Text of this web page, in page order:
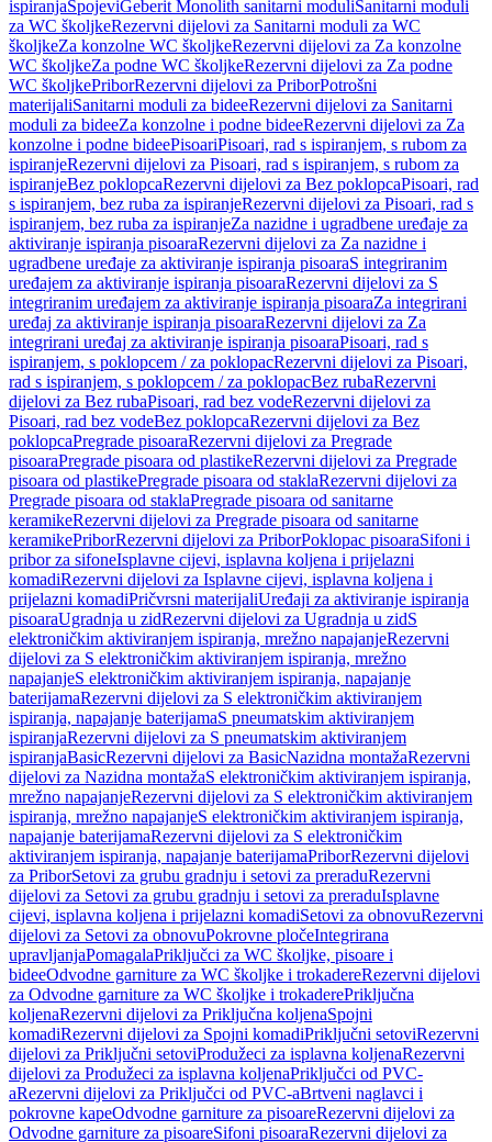
ispiranjaSpojeviGeberit Monolith sanitarni moduliSanitarni moduli
za WC školjkeRezervni dijelovi za Sanitarni moduli za WC
školjkeZa konzolne WC školjkeRezervni dijelovi za Za konzolne
WC školjkeZa podne WC školjkeRezervni dijelovi za Za podne
WC školjkePriborRezervni dijelovi za PriborPotrošni
materijaliSanitarni moduli za bideeRezervni dijelovi za Sanitarni
moduli za bideeZa konzolne i podne bideeRezervni dijelovi za Za
konzolne i podne bideePisoariPisoari, rad s ispiranjem, s rubom za
ispiranjeRezervni dijelovi za Pisoari, rad s ispiranjem, s rubom za
ispiranjeBez poklopcaRezervni dijelovi za Bez poklopcaPisoari, rad
s ispiranjem, bez ruba za ispiranjeRezervni dijelovi za Pisoari, rad s
ispiranjem, bez ruba za ispiranjeZa nazidne i ugradbene uređaje za
aktiviranje ispiranja pisoaraRezervni dijelovi za Za nazidne i
ugradbene uređaje za aktiviranje ispiranja pisoaraS integriranim
uređajem za aktiviranje ispiranja pisoaraRezervni dijelovi za S
integriranim uređajem za aktiviranje ispiranja pisoaraZa integrirani
uređaj za aktiviranje ispiranja pisoaraRezervni dijelovi za Za
integrirani uređaj za aktiviranje ispiranja pisoaraPisoari, rad s
ispiranjem, s poklopcem / za poklopacRezervni dijelovi za Pisoari,
rad s ispiranjem, s poklopcem / za poklopacBez rubaRezervni
dijelovi za Bez rubaPisoari, rad bez vodeRezervni dijelovi za
Pisoari, rad bez vodeBez poklopcaRezervni dijelovi za Bez
poklopcaPregrade pisoaraRezervni dijelovi za Pregrade
pisoaraPregrade pisoara od plastikeRezervni dijelovi za Pregrade
pisoara od plastikePregrade pisoara od staklaRezervni dijelovi za
Pregrade pisoara od staklaPregrade pisoara od sanitarne
keramikeRezervni dijelovi za Pregrade pisoara od sanitarne
keramikePriborRezervni dijelovi za PriborPoklopac pisoaraSifoni i
pribor za sifoneIsplavne cijevi, isplavna koljena i prijelazni
komadiRezervni dijelovi za Isplavne cijevi, isplavna koljena i
prijelazni komadiPričvrsni materijaliUređaji za aktiviranje ispiranja
pisoaraUgradnja u zidRezervni dijelovi za Ugradnja u zidS
elektroničkim aktiviranjem ispiranja, mrežno napajanjeRezervni
dijelovi za S elektroničkim aktiviranjem ispiranja, mrežno
napajanjeS elektroničkim aktiviranjem ispiranja, napajanje
baterijamaRezervni dijelovi za S elektroničkim aktiviranjem
ispiranja, napajanje baterijamaS pneumatskim aktiviranjem
ispiranjaRezervni dijelovi za S pneumatskim aktiviranjem
ispiranjaBasicRezervni dijelovi za BasicNazidna montažaRezervni
dijelovi za Nazidna montažaS elektroničkim aktiviranjem ispiranja,
mrežno napajanjeRezervni dijelovi za S elektroničkim aktiviranjem
ispiranja, mrežno napajanjeS elektroničkim aktiviranjem ispiranja,
napajanje baterijamaRezervni dijelovi za S elektroničkim
aktiviranjem ispiranja, napajanje baterijamaPriborRezervni dijelovi
za PriborSetovi za grubu gradnju i setovi za preraduRezervni
dijelovi za Setovi za grubu gradnju i setovi za preraduIsplavne
cijevi, isplavna koljena i prijelazni komadiSetovi za obnovuRezervni
dijelovi za Setovi za obnovuPokrovne pločeIntegrirana
upravljanjaPomagalaPriključci za WC školjke, pisoare i
bideeOdvodne garniture za WC školjke i trokadereRezervni dijelovi
za Odvodne garniture za WC školjke i trokaderePriključna
koljenaRezervni dijelovi za Priključna koljenaSpojni
komadiRezervni dijelovi za Spojni komadiPriključni setoviRezervni
dijelovi za Priključni setoviProdužeci za isplavna koljenaRezervni
dijelovi za Produžeci za isplavna koljenaPriključci od PVC-
aRezervni dijelovi za Priključci od PVC-aBrtveni naglavci i
pokrovne kapeOdvodne garniture za pisoareRezervni dijelovi za
Odvodne garniture za pisoareSifoni pisoaraRezervni dijelovi za